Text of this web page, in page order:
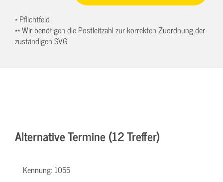
* Pflichtfeld
** Wir benötigen die Postleitzahl zur korrekten Zuordnung der
zuständigen SVG
Alternative Termine (12 Treffer)
Kennung: 1055